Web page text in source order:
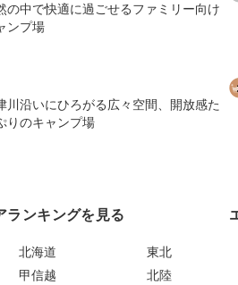
の中で快適に過ごせるファミリー向け
ンプ場
川沿いにひろがる広々空間、開放感た
りのキャンプ場
ランキングを見る
北海道
東北
甲信越
北陸